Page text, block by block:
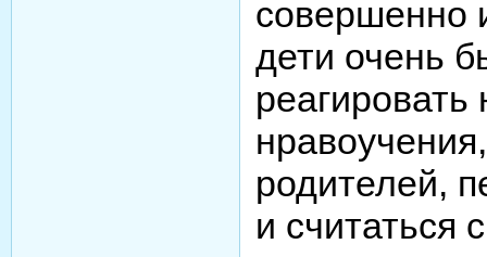
совершенно
дети очень
родителей,
и считаться